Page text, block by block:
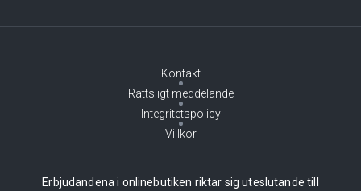
Kontakt
Rättsligt meddelande
Integritetspolicy
Villkor
Erbjudandena i onlinebutiken riktar sig uteslutande till